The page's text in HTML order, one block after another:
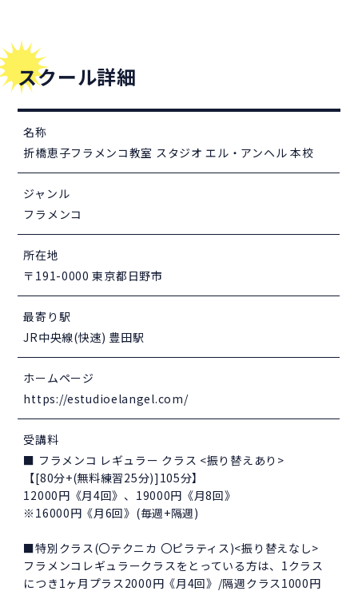
スクール詳細
名称
折橋恵子フラメンコ教室 スタジオ エル・アンヘル 本校
ジャンル
フラメンコ
所在地
〒191-0000 東京都日野市
最寄り駅
JR中央線(快速) 豊田駅
ホームページ
https://estudioelangel.com/
受講料
■ フラメンコ レギュラー クラス <振り替えあり>
【[80分+(無料練習25分)]105分】
12000円《月4回》、19000円《月8回》
※16000円《月6回》(毎週+隔週)
■特別クラス(〇テクニカ 〇ピラティス)<振り替えなし>
フラメンコレギュラークラスをとっている方は、1クラス
につき1ヶ月プラス2000円《月4回》/隔週クラス1000円